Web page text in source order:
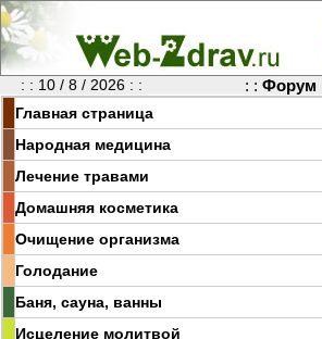
: : 10 / 8 / 2026 : : : : Форум
Главная страница
Народная медицина
Лечение травами
Домашняя косметика
Очищение организма
Голодание
Баня, сауна, ванны
Исцеление молитвой